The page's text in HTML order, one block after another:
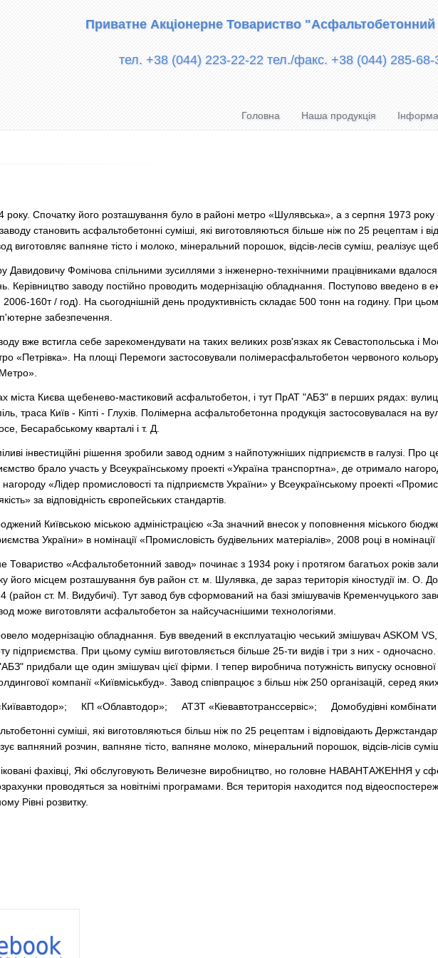
Приватне Акціонерне Товариство
тел. +38 (044) 223-22-22 тел./факс. +38 (044) 285-68-
Головна Наша продукція
року. Спочатку його розташування було в районі метро «Шулявська», а з серпня 1973
становить асфальтобетонні суміші, які виготовляються більше ніж по 25 рецептам і
виготовляє вапняне тісто і молоко, мінеральний порошок, відсів-лесів суміш, реалізує
Фомічова спільними зусиллями з інженерно-технічними працівниками вдалося
Керівництво заводу постійно проводить модернізацію обладнання. Поступово введено в
2006-160т / год). На сьогоднішній день продуктивність складає 500 тонн на годину. При
забезпечення.
вже встигла себе зарекомендувати на таких великих розв'язках як Севастопольська і
«Петрівка». На площі Перемоги застосовували полімерасфальтобетон червоного
міста Києва щебенево-мастиковий асфальтобетон, і тут ПрАТ "АБЗ" в перших рядах:
траса Київ - Кіпті - Глухів. Полімерна асфальтобетонна продукція застосовувалася
Бесарабському кварталі і т. Д.
інвестиційні рішення зробили завод одним з найпотужніших підприємств в галузі. Про
брало участь у Всеукраїнському проекті «Україна транспортна», де отримало
«Лідер промисловості та підприємств України» у Всеукраїнському проекті
за відповідність європейських стандартів.
Київською міською адміністрацією «За значний внесок у поповнення міського
України» в номінації «Промисловість будівельних матеріалів», 2008 році в номінації
Товариство «Асфальтобетонний завод» починає з 1934 року і протягом багатьох років
його місцем розташування був район ст. м. Шулявка, де зараз територія кіностудії ім. О.
(район ст. М. Видубичі). Тут завод був сформований на базі змішувачів Кременчуцького
може виготовляти асфальтобетон за найсучаснішими технологіями.
модернізацію обладнання. Був введений в експлуатацію чеський змішувач ASKOM
підприємства. При цьому суміш виготовляється більше 25-ти видів і три з них -
придбали ще один змішувач цієї фірми. І тепер виробнича потужність випуску основної
компанії «Київміськбуд». Завод співпрацює з більш ніж 250 організацій, серед
КП «Облавтодор»; АТЗТ «Кіевавтотранссервіс»; Домобудівні
суміші, які виготовляються більш ніж по 25 рецептам і відповідають
вапняний розчин, вапняне тісто, вапняне молоко, мінеральний порошок, відсів-лісів
фахівці, Які обслуговують Величезне виробництво, но головне НАВАНТАЖЕННЯ у
проводяться за новітнімі програмами. Вся територія находится под
Рівні розвитку.